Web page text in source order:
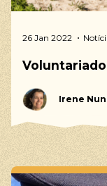
26 Jan 2022
Irene